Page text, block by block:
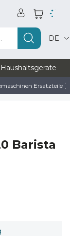
DE
Haushaltsgeräte
Ersatzteile
Barista